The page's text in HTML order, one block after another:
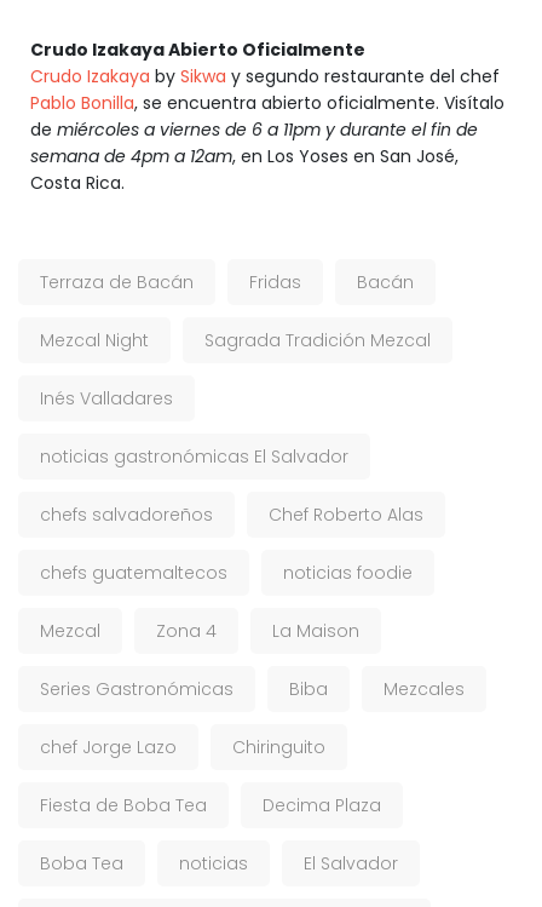
Crudo Izakaya Abierto Oficialmente
Crudo Izakaya by Sikwa y segundo restaurante del chef
Pablo Bonilla, se encuentra abierto oficialmente. Visítalo
de miércoles a viernes de 6 a 11pm y durante el fin de
semana de 4pm a 12am, en Los Yoses en San José,
Costa Rica.
Terraza de Bacán Fridas Bacán
Mezcal Night Sagrada Tradición Mezcal
Inés Valladares
noticias gastronómicas El Salvador
chefs salvadoreños Chef Roberto Alas
chefs guatemaltecos noticias foodie
Mezcal Zona 4 La Maison
Series Gastronómicas Biba Mezcales
chef Jorge Lazo Chiringuito
Fiesta de Boba Tea Decima Plaza
Boba Tea noticias El Salvador